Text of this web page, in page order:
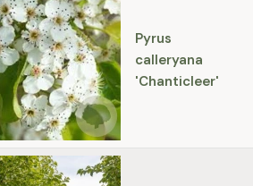
Pyrus
calleryana
'Chanticleer'